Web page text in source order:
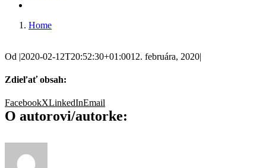
Home
Od |2020-02-12T20:52:30+01:0012. februára, 2020|
Zdieľať obsah:
FacebookXLinkedInEmail
O autorovi/autorke: